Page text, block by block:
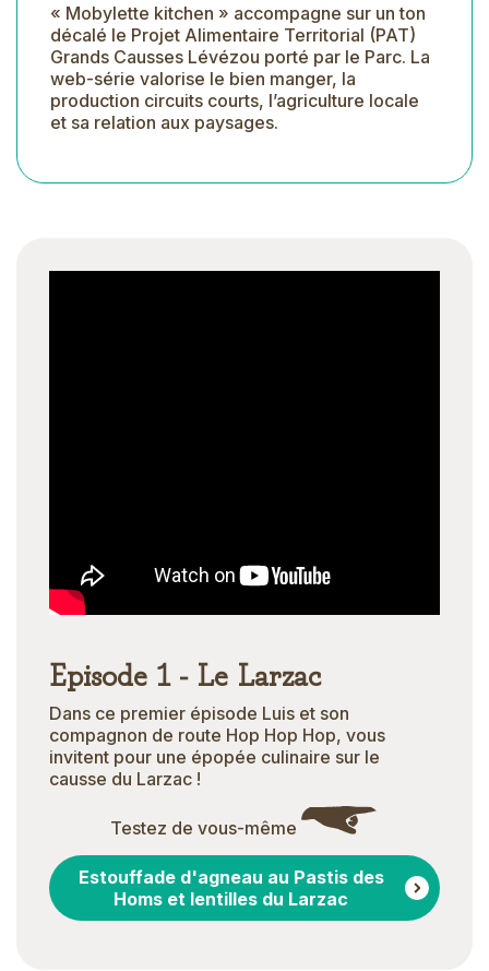
« Mobylette kitchen » accompagne sur un ton
décalé le Projet Alimentaire Territorial (PAT)
Grands Causses Lévézou porté par le Parc. La
web-série valorise le bien manger, la
production circuits courts, l’agriculture locale
et sa relation aux paysages.
Episode 1 - Le Larzac
Dans ce premier épisode Luis et son
compagnon de route Hop Hop Hop, vous
invitent pour une épopée culinaire sur le
causse du Larzac !
Testez de vous-même
Estouffade d'agneau au Pastis des
Homs et lentilles du Larzac